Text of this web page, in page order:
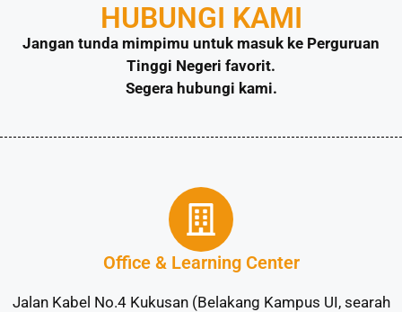
HUBUNGI KAMI
Jangan tunda mimpimu untuk masuk ke Perguruan
Tinggi Negeri favorit.
Segera hubungi kami.
Office & Learning Center
Jalan Kabel No.4 Kukusan (Belakang Kampus UI, searah